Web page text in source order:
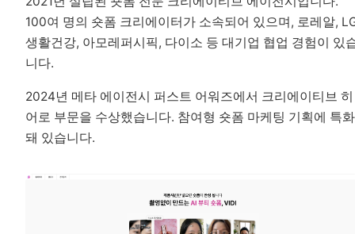
100여 명의 숏폼 크리에이터가 소속되어 있으며, 로레알,
생활건강, 아모레퍼시픽, 다이소 등 대기업 협업 경험이 있
니다.
2024년 메타 에이전시 퍼스트 어워즈에서 크리에이티브 히
어로 부문을 수상했습니다. 참여형 숏폼 마케팅 기획에 특화
돼 있습니다.